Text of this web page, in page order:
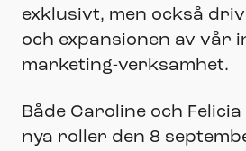
exklusivt, men också
och expansionen av vår
marketing-verksamhet.
Både Caroline och
nya roller den 8